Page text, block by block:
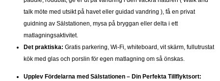
talk möte med utsikt på havet eller guidad vandring ), få en privat
guidning av Sälstationen, mysa på bryggan eller delta i ett
matlagningsaktivitet.
Det praktiska: Gratis parkering, Wi-Fi, whiteboard, vit skärm, fullutrustat
kök med glas och porslin för egen matlagning om så önskas.
Upplev Fördelarna med Sälstationen – Din Perfekta Tillflyktsort: